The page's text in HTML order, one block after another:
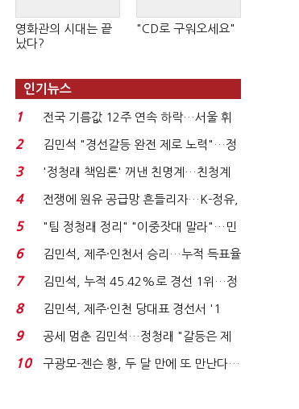
영화관의 시대는 끝
났다?
"CD로 구워오세요"
인기뉴스
1
전국 기름값 12주 연속 하락…서울 휘
발윳값 1909원...
2
김민석 "경선갈등 완전 제로 노력"…정
청래 "반명 공세 사...
3
'정청래 책임론' 꺼낸 친명계…친청계
는 추가투표 때리기...
4
전쟁에 원유 공급망 흔들리자…K-정유,
에너지안보 핵심...
5
"팀 정청래 정리" "이중잣대 말라"…민
주 최고위원 계파 다...
6
김민석, 제주·인천서 승리…누적 득표율
'1위 탈환'(종합)...
7
김민석, 누적 45.42%로 경선 1위…정
청래와 격차 0.86%p(...
8
김민석, 제주·인천 당대표 경선서 '1
위'(1보)...
9
공세 멈춘 김민석…정청래 "갈등은 제
가 수습"
10
구광모-젠슨 황, 두 달 만에 또 만난다…